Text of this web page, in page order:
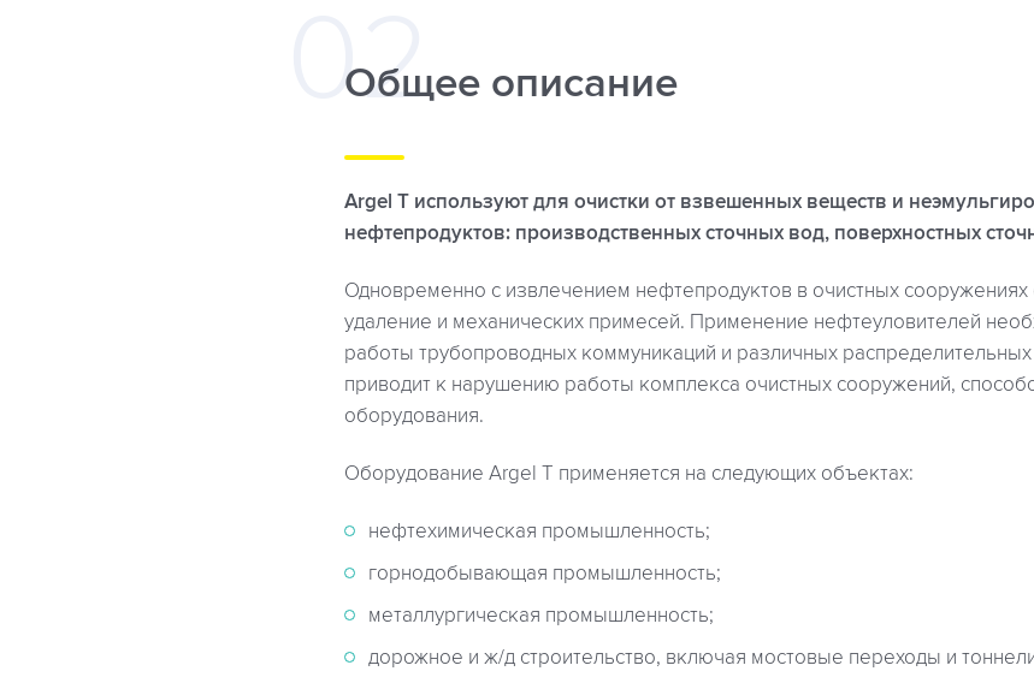
Общее описание
Argel T используют для очистки от взвешенных веществ и
нефтепродуктов: производственных сточных вод, поверхностных
Одновременно с извлечением нефтепродуктов в очистных сооружениях
удаление и механических примесей. Применение нефтеуловителей
работы трубопроводных коммуникаций и различных распределительных
приводит к нарушению работы комплекса очистных сооружений,
оборудования.
Оборудование Argel T применяется на следующих объектах:
нефтехимическая промышленность;
горнодобывающая промышленность;
металлургическая промышленность;
дорожное и ж/д строительство, включая мостовые переходы и